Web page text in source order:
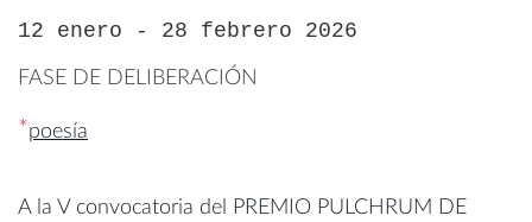
12 enero - 28 febrero 2026
FASE DE DELIBERACIÓN
*poesía
A la V convocatoria del PREMIO PULCHRUM DE